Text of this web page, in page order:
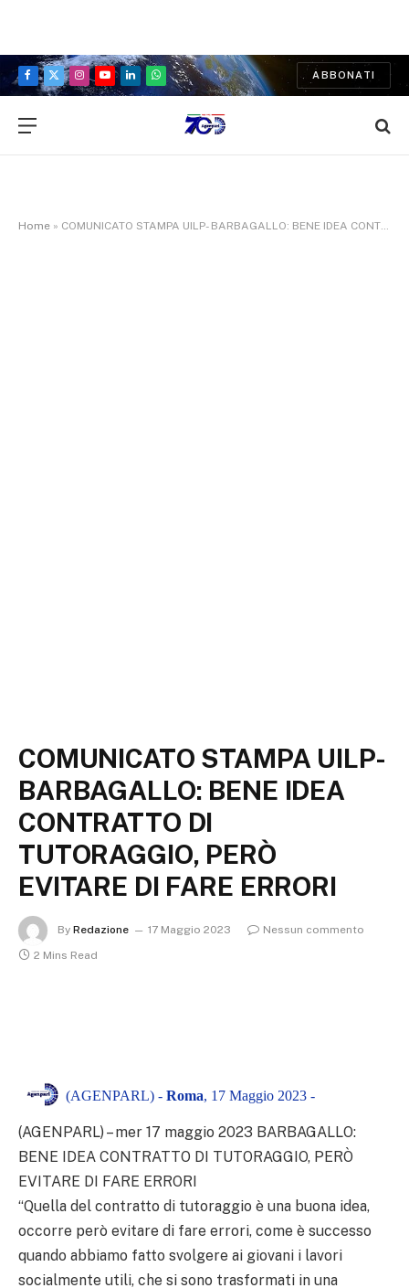
Facebook
X
Instagram
YouTubeLinkedInWhatsApp
ABBONATI
Home » COMUNICATO STAMPA UILP- BARBAGALLO: BENE IDEA CONTRATTO DI TUTORAGGIO, PERÒ EVITARE DI FARE ERRORI
COMUNICATO STAMPA UILP-
BARBAGALLO: BENE IDEA
CONTRATTO DI
TUTORAGGIO, PERÒ
EVITARE DI FARE ERRORI
By Redazione 17 Maggio 2023
Nessun commento
2 Mins Read
(AGENPARL) - Roma, 17 Maggio 2023 -
(AGENPARL) – mer 17 maggio 2023 BARBAGALLO:
BENE IDEA CONTRATTO DI TUTORAGGIO, PERÒ
EVITARE DI FARE ERRORI
“Quella del contratto di tutoraggio è una buona idea,
occorre però evitare di fare errori, come è successo
quando abbiamo fatto svolgere ai giovani i lavori
socialmente utili, che si sono trasformati in una